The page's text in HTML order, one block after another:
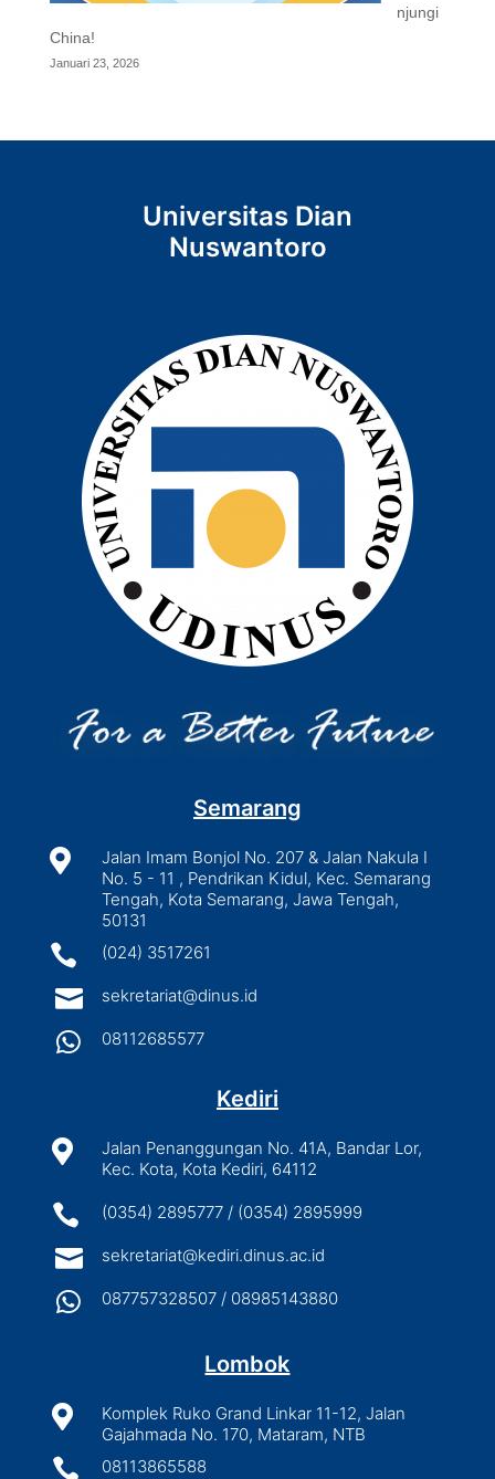
njungi
China!
Januari 23, 2026
Universitas Dian
Nuswantoro
Semarang

Jalan Imam Bonjol No. 207 & Jalan Nakula I
No. 5 - 11 , Pendrikan Kidul, Kec. Semarang
Tengah, Kota Semarang, Jawa Tengah,
50131
 (024) 3517261
 sekretariat@dinus.id
 08112685577
Kediri

Jalan Penanggungan No. 41A, Bandar Lor,
Kec. Kota, Kota Kediri, 64112
 (0354) 2895777 / (0354) 2895999
 sekretariat@kediri.dinus.ac.id
 087757328507 / 08985143880
Lombok

Komplek Ruko Grand Linkar 11-12, Jalan
Gajahmada No. 170, Mataram, NTB
 08113865588